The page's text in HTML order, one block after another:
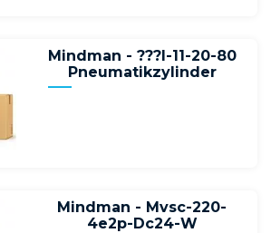
Mindman - ???I-11-20-80
Pneumatikzylinder
Mindman - Mvsc-220-
4e2p-Dc24-W